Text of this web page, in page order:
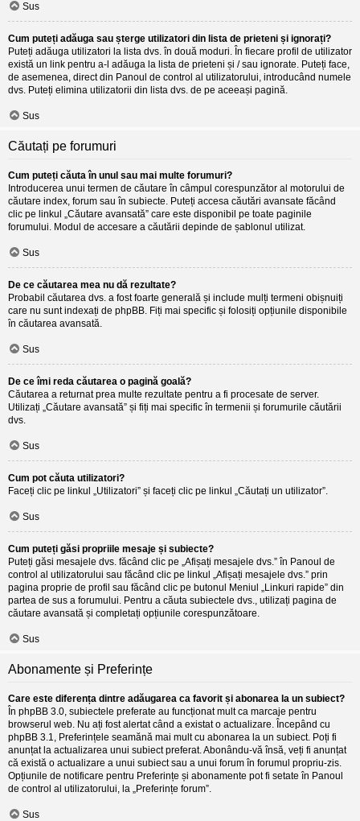
Sus
Cum puteți adăuga sau șterge utilizatori din lista de prieteni și ignorați?
Puteți adăuga utilizatori la lista dvs. în două moduri. În fiecare profil de utilizator
există un link pentru a-l adăuga la lista de prieteni și / sau ignorate. Puteți face,
de asemenea, direct din Panoul de control al utilizatorului, introducând numele
dvs. Puteți elimina utilizatorii din lista dvs. de pe aceeași pagină.
Sus
Căutați pe forumuri
Cum puteți căuta în unul sau mai multe forumuri?
Introducerea unui termen de căutare în câmpul corespunzător al motorului de
căutare index, forum sau în subiecte. Puteți accesa căutări avansate făcând
clic pe linkul „Căutare avansată” care este disponibil pe toate paginile
forumului. Modul de accesare a căutării depinde de șablonul utilizat.
Sus
De ce căutarea mea nu dă rezultate?
Probabil căutarea dvs. a fost foarte generală și include mulți termeni obișnuiți
care nu sunt indexați de phpBB. Fiți mai specific și folosiți opțiunile disponibile
în căutarea avansată.
Sus
De ce îmi reda căutarea o pagină goală?
Căutarea a returnat prea multe rezultate pentru a fi procesate de server.
Utilizați „Căutare avansată” și fiți mai specific în termenii și forumurile căutării
dvs.
Sus
Cum pot căuta utilizatori?
Faceți clic pe linkul „Utilizatori” și faceți clic pe linkul „Căutați un utilizator”.
Sus
Cum puteți găsi propriile mesaje și subiecte?
Puteți găsi mesajele dvs. făcând clic pe „Afișați mesajele dvs.” în Panoul de
control al utilizatorului sau făcând clic pe linkul „Afișați mesajele dvs.” prin
pagina proprie de profil sau făcând clic pe butonul Meniul „Linkuri rapide” din
partea de sus a forumului. Pentru a căuta subiectele dvs., utilizați pagina de
căutare avansată și completați opțiunile corespunzătoare.
Sus
Abonamente și Preferințe
Care este diferența dintre adăugarea ca favorit și abonarea la un subiect?
În phpBB 3.0, subiectele preferate au funcționat mult ca marcaje pentru
browserul web. Nu ați fost alertat când a existat o actualizare. Începând cu
phpBB 3.1, Preferințele seamănă mai mult cu abonarea la un subiect. Poți fi
anunțat la actualizarea unui subiect preferat. Abonându-vă însă, veți fi anunțat
că există o actualizare a unui subiect sau a unui forum în forumul propriu-zis.
Opțiunile de notificare pentru Preferințe și abonamente pot fi setate în Panoul
de control al utilizatorului, la „Preferințe forum”.
Sus